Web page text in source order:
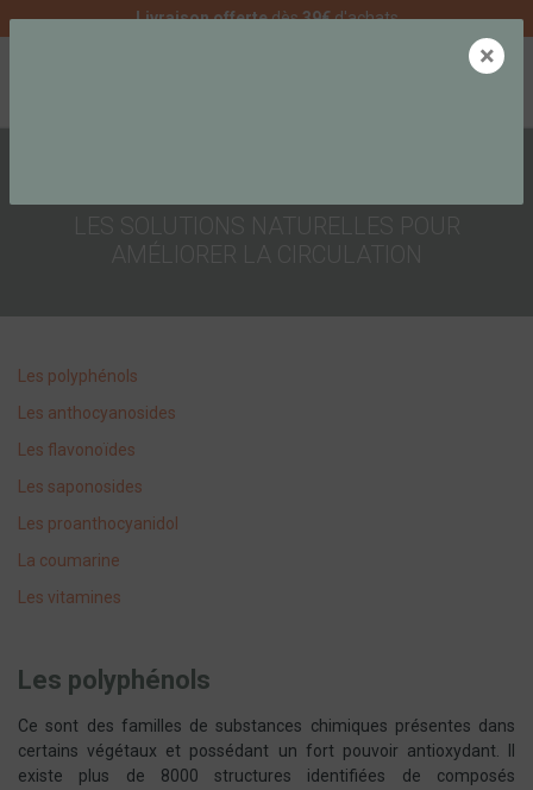
Livraison offertedès39€d'achats
Les polyphénols
Les anthocyanosides
Les flavonoïdes
Les saponosides
Les proanthocyanidol
La coumarine
Les vitamines
Les polyphénols
Ce sont des familles de substances chimiques présentes dans
certains végétaux et possédant un fort pouvoir antioxydant. Il
existe plus de 8000 structures identifiées de composés
×